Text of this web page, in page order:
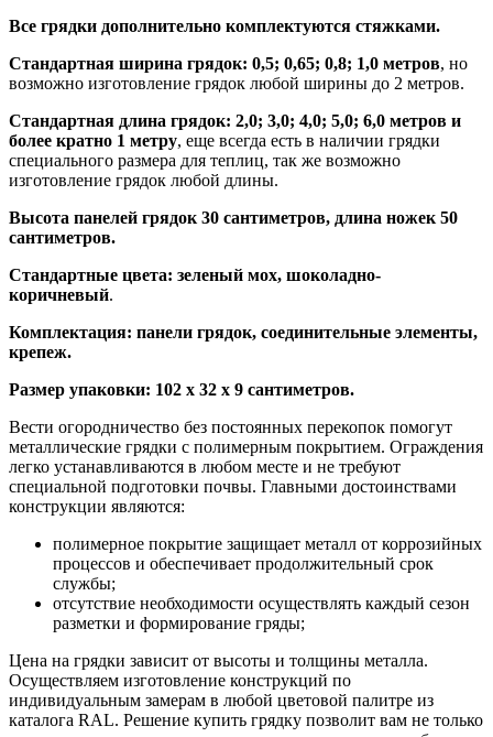
Все грядки дополнительно комплектуются стяжками.
Стандартная ширина грядок: 0,5; 0,65; 0,8; 1,0 метров, но
возможно изготовление грядок любой ширины до 2 метров.
Стандартная длина грядок: 2,0; 3,0; 4,0; 5,0; 6,0 метров и
более кратно 1 метру, еще всегда есть в наличии грядки
специального размера для теплиц, так же возможно
изготовление грядок любой длины.
Высота панелей грядок 30 сантиметров, длина ножек 50
сантиметров.
Стандартные цвета: зеленый мох, шоколадно-
коричневый.
Комплектация: панели грядок, соединительные элементы,
крепеж.
Размер упаковки: 102 х 32 х 9 сантиметров.
Вести огородничество без постоянных перекопок помогут
металлические грядки с полимерным покрытием. Ограждения
легко устанавливаются в любом месте и не требуют
специальной подготовки почвы. Главными достоинствами
конструкции являются:
полимерное покрытие защищает металл от коррозийных
процессов и обеспечивает продолжительный срок
службы;
отсутствие необходимости осуществлять каждый сезон
разметки и формирование гряды;
Цена на грядки зависит от высоты и толщины металла.
Осуществляем изготовление конструкций по
индивидуальным замерам в любой цветовой палитре из
каталога RAL. Решение купить грядку позволит вам не только